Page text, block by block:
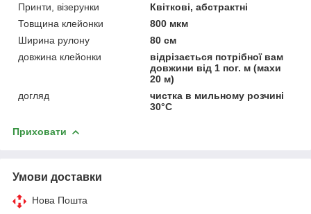
Принти, візерунки
Квіткові, абстрактні
Товщина клейонки
800 мкм
Ширина рулону
80 см
довжина клейонки
відрізається потрібної вам
довжини від 1 пог. м (махи
20 м)
догляд
чистка в мильному розчині
30°С
Приховати
Умови доставки
Нова Пошта